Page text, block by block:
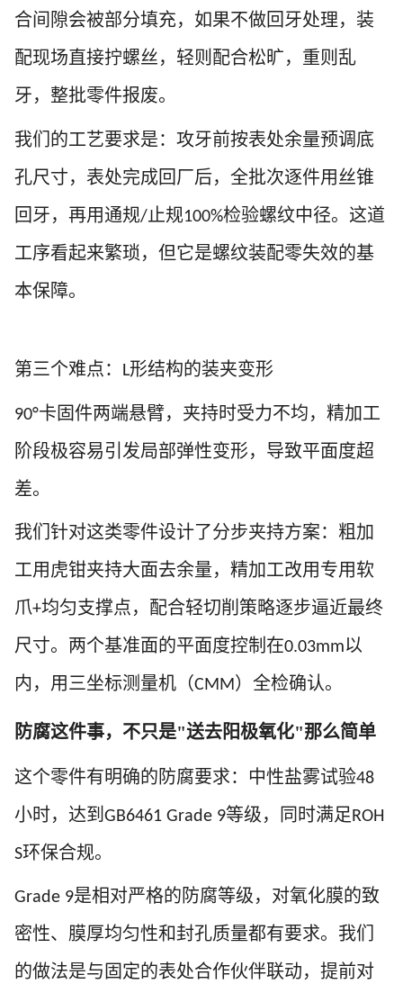
合间隙会被部分填充，如果不做 回牙处理，装
配现场直接拧螺丝，轻则配合松旷，重则乱
牙，整批零件报废。
我们的工艺要求是：攻牙前按表处余量预调底
孔尺寸，表处完成回厂后，全批次逐件用丝锥
回牙，再用通规/止规100%检验螺纹中径。这道
工序看起来繁琐，但它是螺纹装配零失效的基
本保障。
第三个难点： L形结构的装夹变形
90°卡固件两端悬臂，夹持时受力不均，精加工
阶段极容易引发局部弹性变形，导致平面度超
差。
我们针对这类零件设计了分步夹持方案：粗加
工用虎钳夹持大面去余量，精加工改用专用软
爪+均匀支撑点，配合轻切削策略逐步逼近最终
尺寸。两个基准面的平面度控制在0.03mm以
内，用三坐标测量机（CMM）全检确认。
防腐这件事，不只是"送去阳极氧化"那么简单
这个零件有明确的防腐要求： 中性盐雾试验48
小时，达到 GB6461 Grade 9等级，同时满足 ROH
S环保合规。
Grade 9是相对严格的防腐等级，对氧化膜的致
密性、膜厚均匀性和封孔质量都有要求。我们
的做法是与固定的表处合作伙伴联动，提前对